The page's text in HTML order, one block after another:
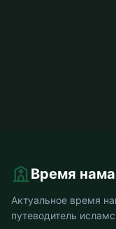
Время
Актуальное время
путеводитель